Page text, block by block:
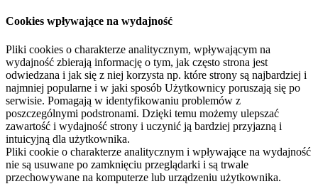
Cookies wpływające na wydajność
Pliki cookies o charakterze analitycznym, wpływającym na
wydajność zbierają informację o tym, jak często strona jest
odwiedzana i jak się z niej korzysta np. które strony są najbardziej i
najmniej popularne i w jaki sposób Użytkownicy poruszają się po
serwisie. Pomagają w identyfikowaniu problemów z
poszczególnymi podstronami. Dzięki temu możemy ulepszać
zawartość i wydajność strony i uczynić ją bardziej przyjazną i
intuicyjną dla użytkownika.
Pliki cookie o charakterze analitycznym i wpływające na wydajność
nie są usuwane po zamknięciu przeglądarki i są trwale
przechowywane na komputerze lub urządzeniu użytkownika.